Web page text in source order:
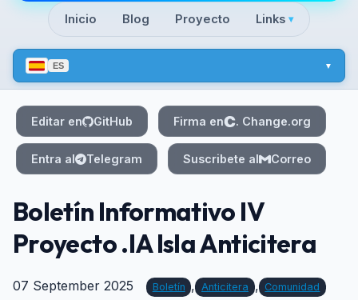
Inicio Blog Proyecto Links ▾
ES
Editar en GitHub Firma en . Change.org
Entra al Telegram Suscribete al Correo
Boletín Informativo IV
Proyecto .IA Isla Anticitera
07 September 2025 Boletín , Anticitera , Comunidad